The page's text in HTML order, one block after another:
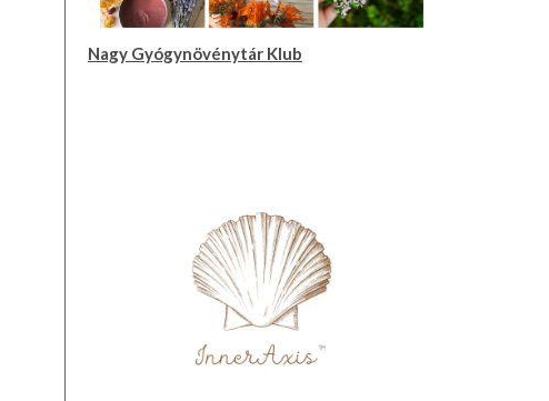
Nagy Gyógynövénytár Klub